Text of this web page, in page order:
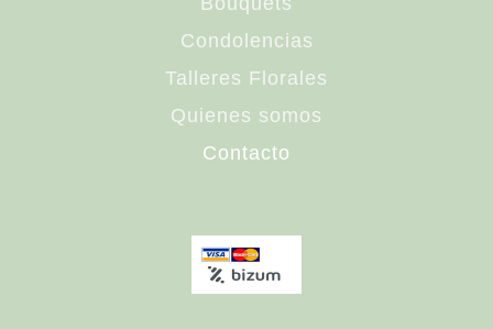
Condolencias
Talleres Florales
Quienes somos
Contacto